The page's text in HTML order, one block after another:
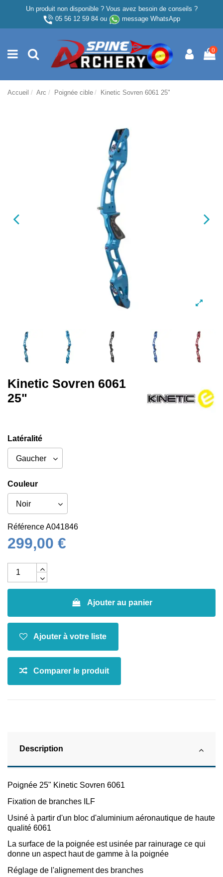
Un produit non disponible ? Vous avez besoin de conseils ?
05 56 12 59 84ou message WhatsApp
0
Accueil Arc Poignée cible Kinetic Sovren 6061 25"
Kinetic Sovren 6061
25"
Latéralité
Couleur
RéférenceA041846
299,00 €
Ajouter au panier
Description
Poignée 25" Kinetic Sovren 6061
Fixation de branches ILF
Usiné à partir d'un bloc d'aluminium aéronautique de haute
qualité 6061
La surface de la poignée est usinée par rainurage ce qui
donne un aspect haut de gamme à la poignée
Réglage de l'alignement des branches